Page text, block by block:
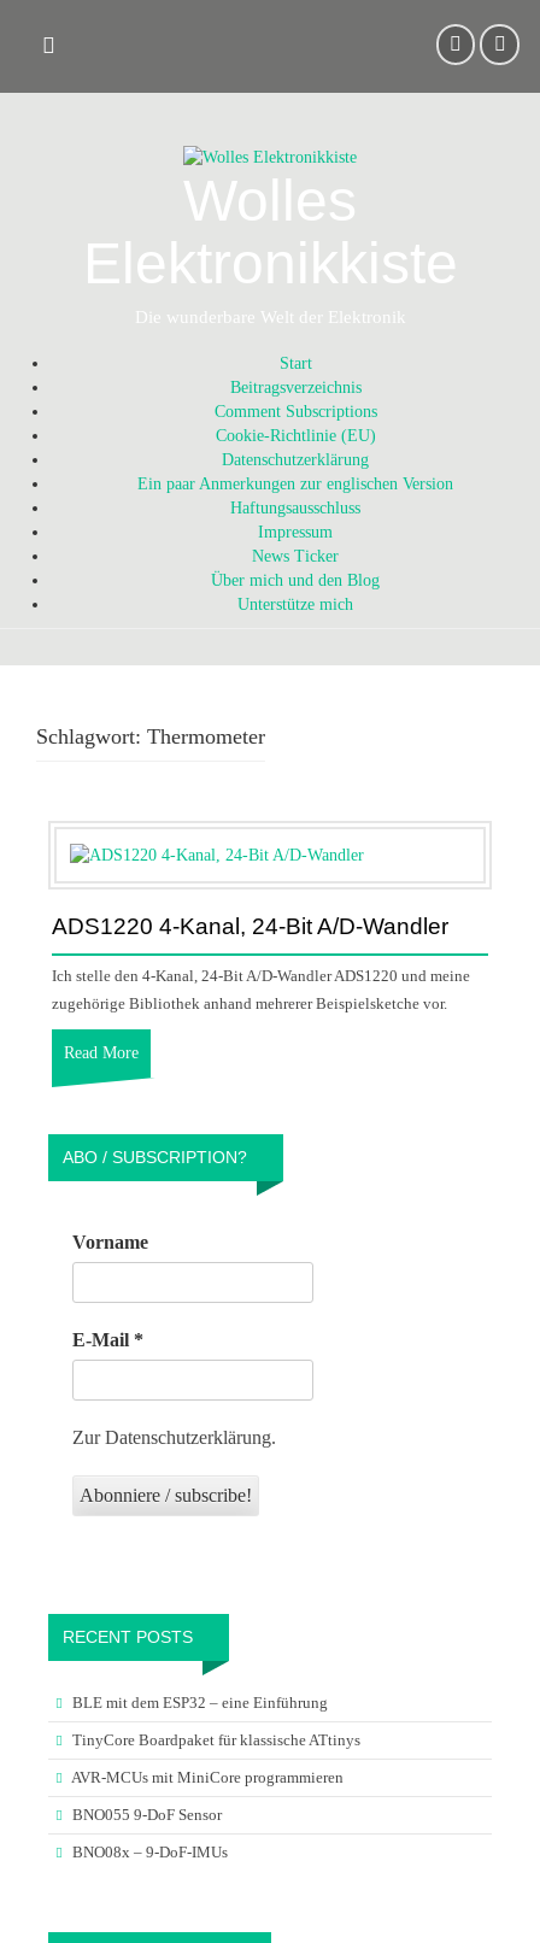
content
Wolles
Elektronikkiste
Die wunderbare Welt der Elektronik
Start
Beitragsverzeichnis
Comment Subscriptions
Cookie-Richtlinie (EU)
Datenschutzerklärung
Ein paar Anmerkungen zur englischen Version
Haftungsausschluss
Impressum
News Ticker
Über mich und den Blog
Unterstütze mich
Schlagwort: Thermometer
ADS1220 4-Kanal, 24-Bit A/D-Wandler
Ich stelle den 4-Kanal, 24-Bit A/D-Wandler ADS1220 und meine
zugehörige Bibliothek anhand mehrerer Beispielsketche vor.
Read More
ABO / SUBSCRIPTION?
Vorname
E-Mail *
Zur Datenschutzerklärung.
RECENT POSTS
BLE mit dem ESP32 – eine Einführung
TinyCore Boardpaket für klassische ATtinys
AVR-MCUs mit MiniCore programmieren
BNO055 9-DoF Sensor
BNO08x – 9-DoF-IMUs